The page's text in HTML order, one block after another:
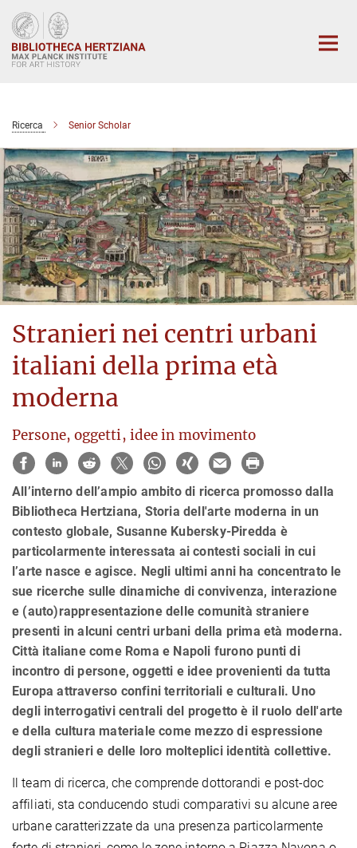
Main-
Content
Ricerca Senior Scholar
Stranieri nei centri urbani
italiani della prima età
moderna
Persone, oggetti, idee in movimento
All’interno dell’ampio ambito di ricerca promosso dalla
Bibliotheca Hertziana, Storia dell'arte moderna in un
contesto globale, Susanne Kubersky-Piredda è
particolarmente interessata ai contesti sociali in cui
l’arte nasce e agisce. Negli ultimi anni ha concentrato le
sue ricerche sulle dinamiche di convivenza, interazione
e (auto)rappresentazione delle comunità straniere
presenti in alcuni centri urbani della prima età moderna.
Città italiane come Roma e Napoli furono punti di
incontro di persone, oggetti e idee provenienti da tutta
Europa attraverso confini territoriali e culturali. Uno
degli interrogativi centrali del progetto è il ruolo dell'arte
e della cultura materiale come mezzo di espressione
degli stranieri e delle loro molteplici identità collettive.
Il team di ricerca, che comprende dottorandi e post-doc
affiliati, sta conducendo studi comparativi su alcune aree
urbane caratterizzate da una presenza particolarmente